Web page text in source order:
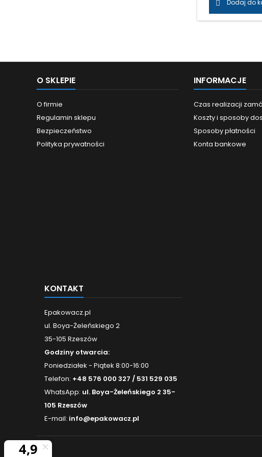
emulsyjnym
zakresie wag–
zawiera
trujących–
 Dodaj do
O SKLEPIE
O firmie
Regulamin sklepu
Bezpieczeństwo
Polityka prywatności
INFORMACJE
Czas realizacji
Koszty i sposoby
Sposoby płatności
Konta bankowe
KONTAKT
Epakowacz.pl
ul. Boya-Żeleńskiego 2
35-105 Rzeszów
Godziny otwarcia:
Poniedziałek - Piątek 8:00-16:00
Telefon: +48 576 000 327 / 531 529 035
WhatsApp: ul. Boya-Żeleńskiego 2 35-
105 Rzeszów
E-mail: info@epakowacz.pl